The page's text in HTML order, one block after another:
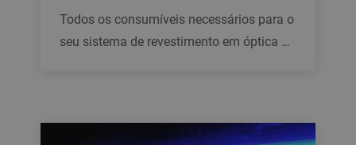
Todos os consumíveis necessários para o
seu sistema de revestimento em óptica de